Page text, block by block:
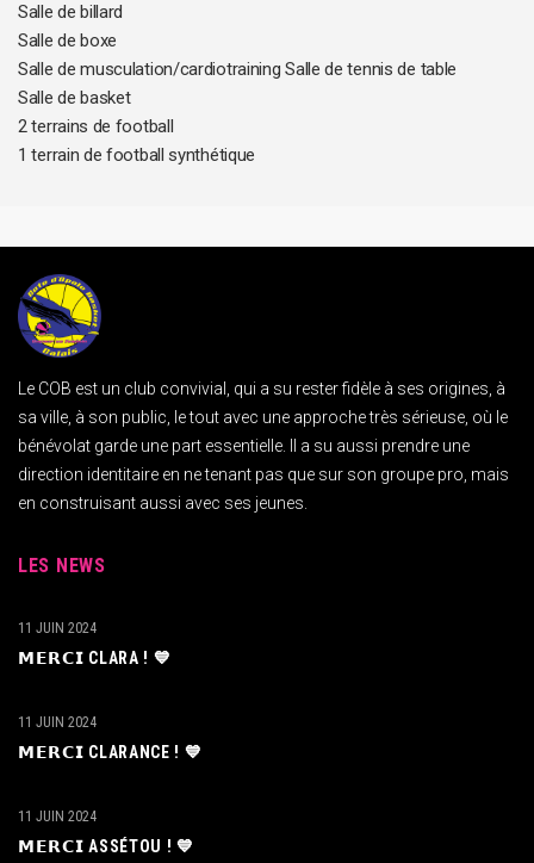
Salle de billard
Salle de boxe
Salle de musculation/cardiotraining Salle de tennis de table
Salle de basket
2 terrains de football
1 terrain de football synthétique
Le COB est un club convivial, qui a su rester fidèle à ses origines, à
sa ville, à son public, le tout avec une approche très sérieuse, où le
bénévolat garde une part essentielle. Il a su aussi prendre une
direction identitaire en ne tenant pas que sur son groupe pro, mais
en construisant aussi avec ses jeunes.
LES NEWS
𝗠𝗘𝗥𝗖𝗜 CLARA ! 💙
11 JUIN 2024
𝗠𝗘𝗥𝗖𝗜 CLARANCE ! 💙
11 JUIN 2024
𝗠𝗘𝗥𝗖𝗜 ASSÉTOU ! 💙
11 JUIN 2024